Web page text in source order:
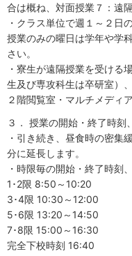
合は概ね、対面授業７：遠
・クラス単位で週１～２日
授業のみの曜日は学年や学
さい。
・寮生が遠隔授業を受ける
生及び専攻科生は卒研室）
２階閲覧室・マルチメディ
３． 授業の開始・終了時刻
・引き続き、昼食時の密
分に延長します。
・時限毎の開始・終了時刻
1･2限 8:50～10:20
3･4限 10:30～12:00
5･6限 13:20～14:50
7･8限 15:00～16:30
完全下校時刻 16:40